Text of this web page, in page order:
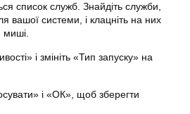
список служб. Знайдіть служби,
вашої системи, і клацніть на них
миші.
і змініть «Тип запуску» на
і «ОК», щоб зберегти